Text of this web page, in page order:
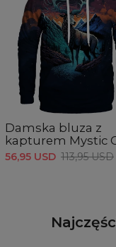
Damska bluza z
kapturem Mystic
56,95 USD 113,95 USD